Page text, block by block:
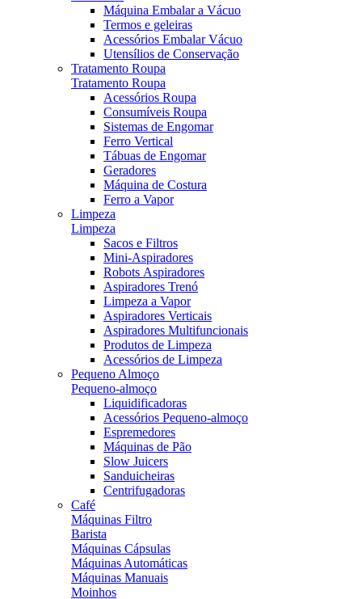
Máquina Embalar a Vácuo
Termos e geleiras
Acessórios Embalar Vácuo
Utensílios de Conservação
Tratamento Roupa
Tratamento Roupa
Acessórios Roupa
Consumíveis Roupa
Sistemas de Engomar
Ferro Vertical
Tábuas de Engomar
Geradores
Máquina de Costura
Ferro a Vapor
Limpeza
Limpeza
Sacos e Filtros
Mini-Aspiradores
Robots Aspiradores
Aspiradores Trenó
Limpeza a Vapor
Aspiradores Verticais
Aspiradores Multifuncionais
Produtos de Limpeza
Acessórios de Limpeza
Pequeno Almoço
Pequeno-almoço
Liquidificadoras
Acessórios Pequeno-almoço
Espremedores
Máquinas de Pão
Slow Juicers
Sanduicheiras
Centrifugadoras
Café
Máquinas Filtro
Barista
Máquinas Cápsulas
Máquinas Automáticas
Máquinas Manuais
Moinhos